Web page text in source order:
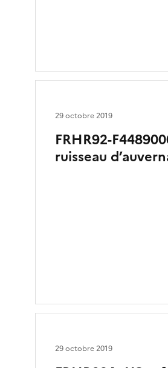
FRHR92-
ruisseau
29 octobre 2019
29 octobre 2019